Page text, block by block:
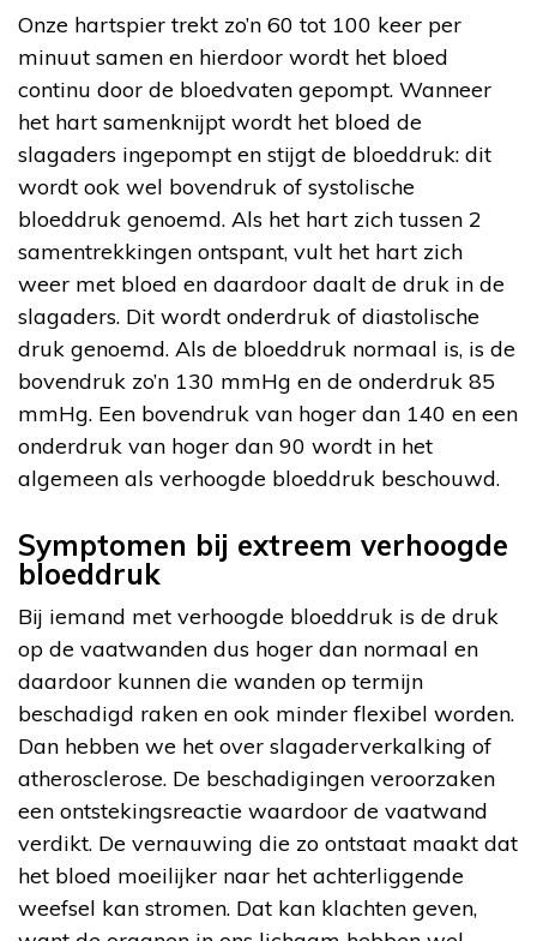
Onze hartspier trekt zo’n 60 tot 100 keer per
minuut samen en hierdoor wordt het bloed
continu door de bloedvaten gepompt. Wanneer
het hart samenknijpt wordt het bloed de
slagaders ingepompt en stijgt de bloeddruk: dit
wordt ook wel bovendruk of systolische
bloeddruk genoemd. Als het hart zich tussen 2
samentrekkingen ontspant, vult het hart zich
weer met bloed en daardoor daalt de druk in de
slagaders. Dit wordt onderdruk of diastolische
druk genoemd. Als de bloeddruk normaal is, is de
bovendruk zo’n 130 mmHg en de onderdruk 85
mmHg. Een bovendruk van hoger dan 140 en een
onderdruk van hoger dan 90 wordt in het
algemeen als verhoogde bloeddruk beschouwd.
Symptomen bij extreem verhoogde
bloeddruk
Bij iemand met verhoogde bloeddruk is de druk
op de vaatwanden dus hoger dan normaal en
daardoor kunnen die wanden op termijn
beschadigd raken en ook minder flexibel worden.
Dan hebben we het over slagaderverkalking of
atherosclerose. De beschadigingen veroorzaken
een ontstekingsreactie waardoor de vaatwand
verdikt. De vernauwing die zo ontstaat maakt dat
het bloed moeilijker naar het achterliggende
weefsel kan stromen. Dat kan klachten geven,